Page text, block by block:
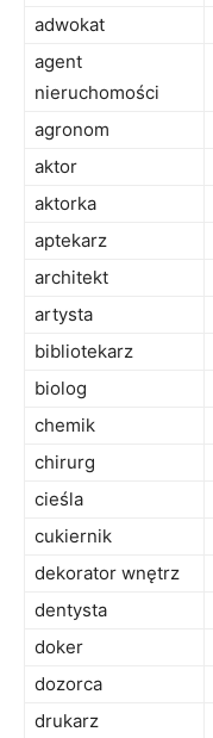
adwokat
agent
nieruchomości
agronom
aktor
aktorka
aptekarz
architekt
artysta
bibliotekarz
biolog
chemik
chirurg
cieśla
cukiernik
dekorator wnętrz
dentysta
doker
dozorca
drukarz